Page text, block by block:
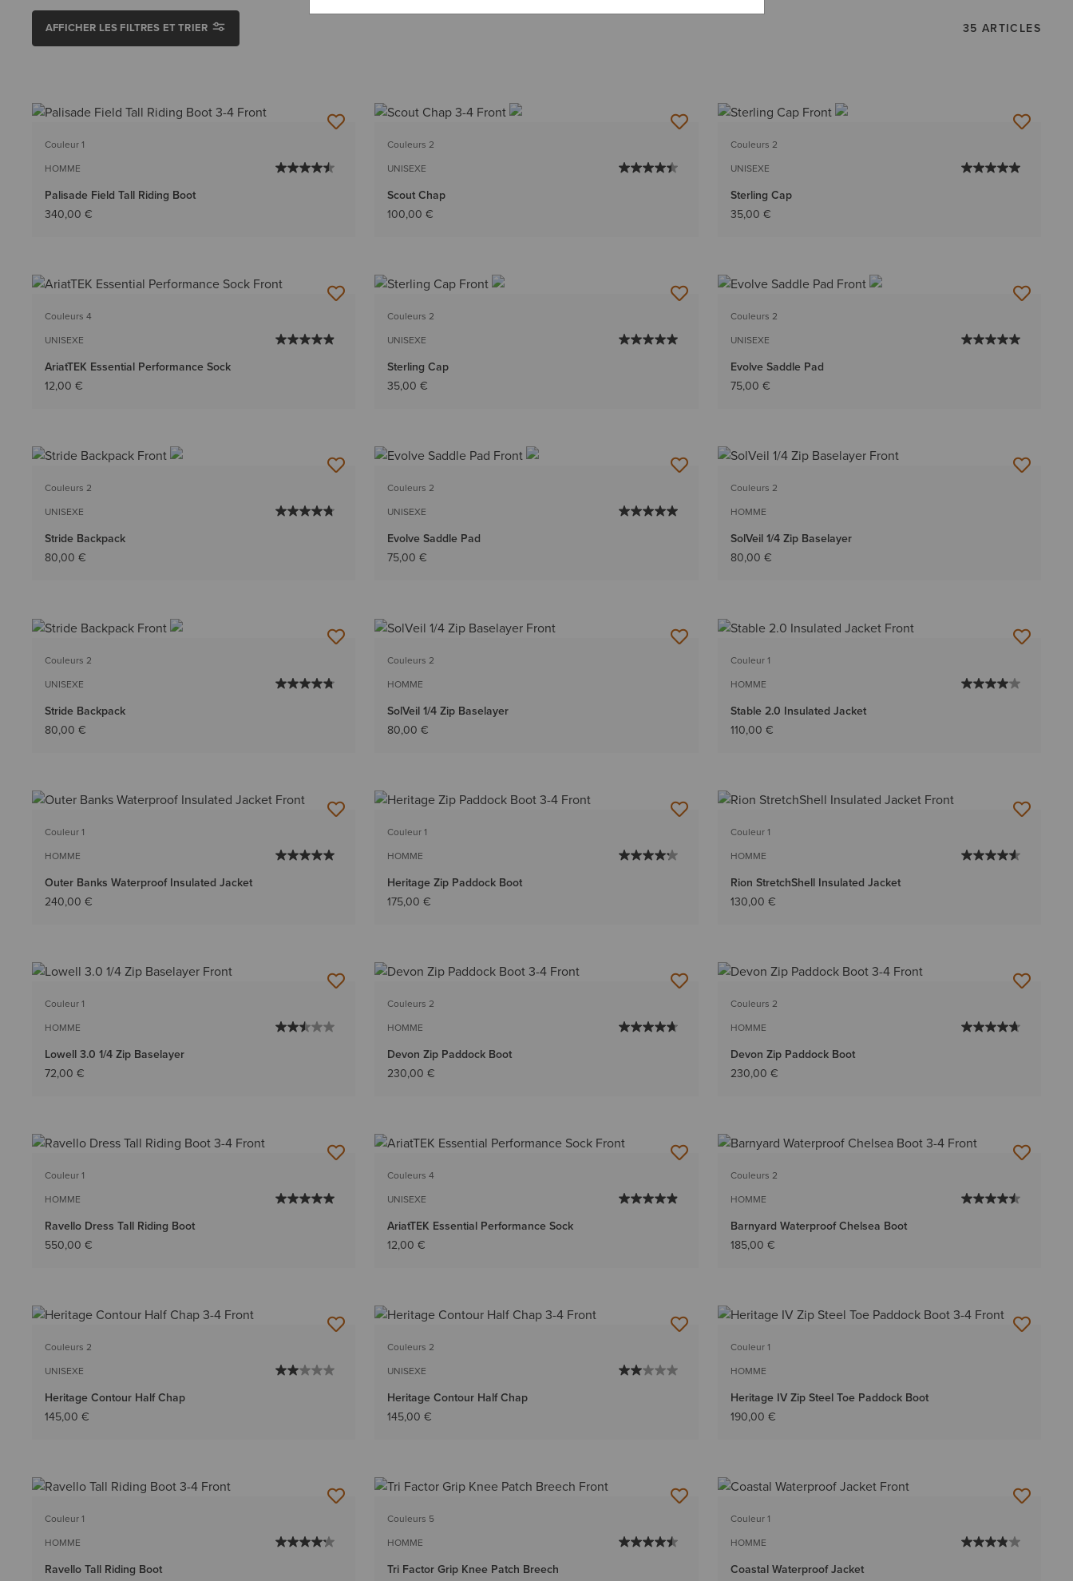
AFFICHER LES FILTRES ET TRIER 35 ARTICLES
Couleur 1
HOMME
Palisade Field Tall Riding Boot
340,00 €
Couleurs 2
UNISEXE
Scout Chap
100,00 €
Couleurs 2
UNISEXE
Sterling Cap
35,00 €
Couleurs 4
UNISEXE
AriatTEK Essential Performance Sock
12,00 €
Couleurs 2
UNISEXE
Sterling Cap
35,00 €
Couleurs 2
UNISEXE
Evolve Saddle Pad
75,00 €
Couleurs 2
UNISEXE
Stride Backpack
80,00 €
Couleurs 2
UNISEXE
Evolve Saddle Pad
75,00 €
Couleurs 2
HOMME
SolVeil 1/4 Zip Baselayer
80,00 €
Couleurs 2
UNISEXE
Stride Backpack
80,00 €
Couleurs 2
HOMME
SolVeil 1/4 Zip Baselayer
80,00 €
Couleur 1
HOMME
Stable 2.0 Insulated Jacket
110,00 €
Couleur 1
HOMME
Outer Banks Waterproof Insulated Jacket
240,00 €
Couleur 1
HOMME
Heritage Zip Paddock Boot
175,00 €
Couleur 1
HOMME
Rion StretchShell Insulated Jacket
130,00 €
Couleur 1
HOMME
Lowell 3.0 1/4 Zip Baselayer
72,00 €
Couleurs 2
HOMME
Devon Zip Paddock Boot
230,00 €
Couleurs 2
HOMME
Devon Zip Paddock Boot
230,00 €
Couleur 1
HOMME
Ravello Dress Tall Riding Boot
550,00 €
Couleurs 4
UNISEXE
AriatTEK Essential Performance Sock
12,00 €
Couleurs 2
HOMME
Barnyard Waterproof Chelsea Boot
185,00 €
Couleurs 2
UNISEXE
Heritage Contour Half Chap
145,00 €
Couleurs 2
UNISEXE
Heritage Contour Half Chap
145,00 €
Couleur 1
HOMME
Heritage IV Zip Steel Toe Paddock Boot
190,00 €
Couleur 1
HOMME
Ravello Tall Riding Boot
Couleurs 5
HOMME
Tri Factor Grip Knee Patch Breech
Couleur 1
HOMME
Coastal Waterproof Jacket